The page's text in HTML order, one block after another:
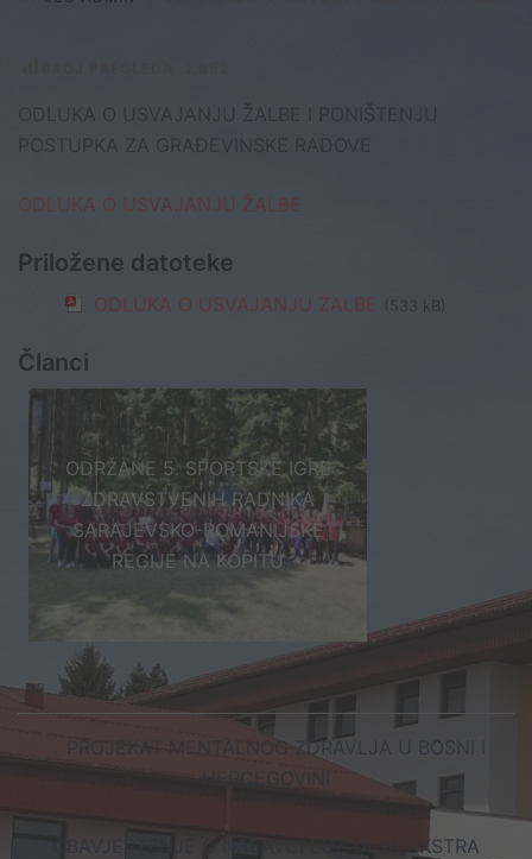
ODLUKA O USVAJANJU ŽALBE I PONIŠTENJU
POSTUPKA ZA GRAĐEVINSKE RADOVE
ODLUKA O USVAJANJU ŽALBE
Priložene datoteke
ODLUKA O USVAJANJU ŽALBE (533 kB)
Članci
ODRŽANE 5. SPORTSKE IGRE
ZDRAVSTVENIH RADNIKA
SARAJEVSKO-ROMANIJSKE
REGIJE NA KOPITU
navigation
PROJEKAT MENTALNOG ZDRAVLJA U BOSNI I
HERCEGOVINI
OBAVJEŠTENJE O NABAVCI LOŽ ULJA EKSTRA